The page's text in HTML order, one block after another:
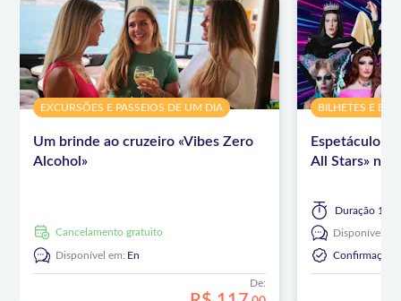
EXCURSÕES E PASSEIOS DE UM DIA
Um brinde ao cruzeiro «Vibes Zero
Alcohol»
Cancelamento gratuito
Disponível em: En
De:
BILHETES E
Espetáculo
All Stars» no
Duração 1
Disponível
Confirmação